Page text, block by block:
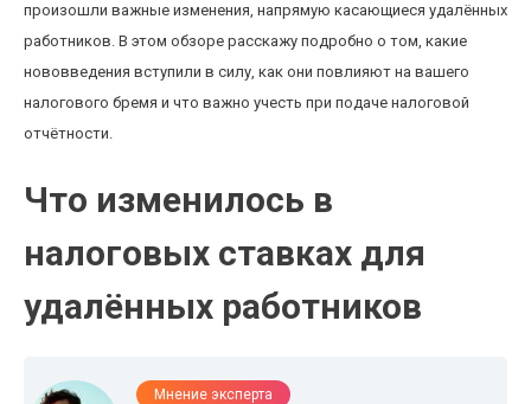
произошли важные изменения, напрямую касающиеся удалённых
работников. В этом обзоре расскажу подробно о том, какие
нововведения вступили в силу, как они повлияют на вашего
налогового бремя и что важно учесть при подаче налоговой
отчётности.
Что изменилось в
налоговых ставках для
удалённых работников
Мнение эксперта